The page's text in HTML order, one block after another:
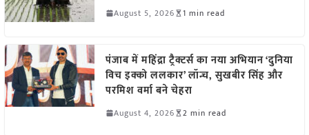
August 5, 2026 1 min read
पंजाब में महिंद्रा ट्रैक्टर्स का नया अभियान ‘दुनिया
विच इक्को ललकार’ लॉन्च, सुखबीर सिंह और
परमिश वर्मा बने चेहरा
August 4, 2026 2 min read